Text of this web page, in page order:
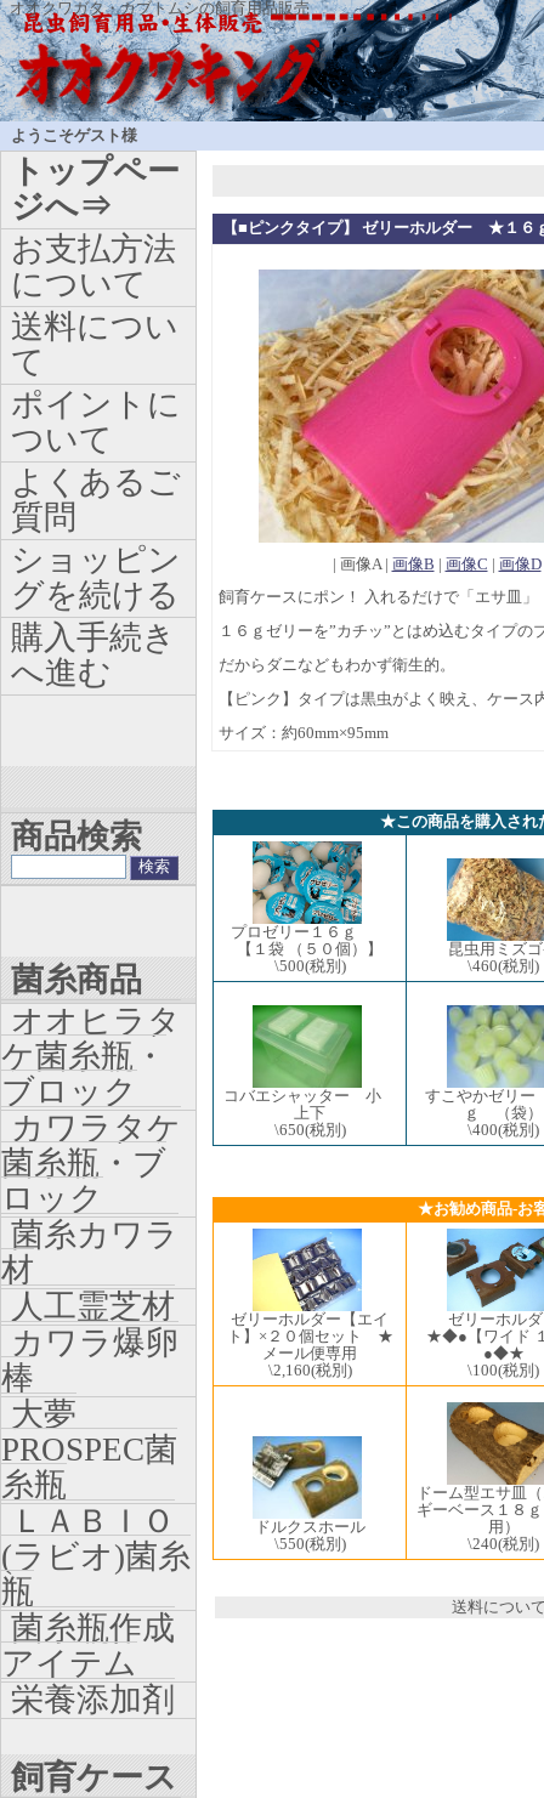
オオクワガタ・カブトムシの飼育用品販売
ようこそゲスト様
【■ピンクタイプ】 ゼリーホルダー ★１６
| 画像A | 画像B | 画像C | 画像D
飼育ケースにポン！ 入れるだけで「エサ皿
１６ｇゼリーを”カチッ”とはめ込むタイプの
だからダニなどもわかず衛生的。
【ピンク】タイプは黒虫がよく映え、ケース
サイズ：約60mm×95mm
★この商品を購入され
プロゼリー１６ｇ
【１袋 （５０個）】
\500(税別)
昆虫用ミズ
\460(税別)
コバエシャッター 小
上下
\650(税別)
すこやかゼリ
ｇ （袋）
\400(税別)
★お勧め商品-お
ゼリーホルダー【エイ
ト】×２０個セット ★
メール便専用
\2,160(税別)
ゼリーホル
★◆●【ワイド
●◆★
\100(税別)
ドルクスホール
\550(税別)
ドーム型エサ皿
ギーベース１８
用）
\240(税別)
送料につい
トップペー
ジへ⇒
お支払方法
について
送料につい
て
ポイントに
ついて
よくあるご
質問
ショッピン
グを続ける
購入手続き
へ進む
商品検索
菌糸商品
オオヒラタ
ケ菌糸瓶・
ブロック
カワラタケ
菌糸瓶・ブ
ロック
菌糸カワラ
材
人工霊芝材
カワラ爆卵
棒
大夢
PROSPEC菌
糸瓶
ＬＡＢＩＯ
(ラビオ)菌糸
瓶
菌糸瓶作成
アイテム
栄養添加剤
飼育ケース